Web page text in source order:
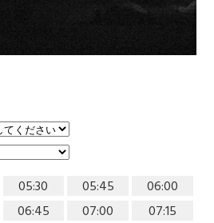
05:30 05:45
06:00
06:45 07:00
07:15